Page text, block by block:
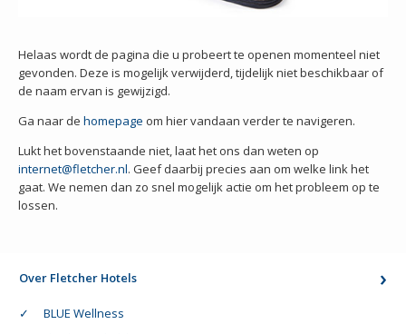
Helaas wordt de pagina die u probeert te openen momenteel niet
gevonden. Deze is mogelijk verwijderd, tijdelijk niet beschikbaar of
de naam ervan is gewijzigd.
Ga naar de homepage om hier vandaan verder te navigeren.
Lukt het bovenstaande niet, laat het ons dan weten op
internet@fletcher.nl. Geef daarbij precies aan om welke link het
gaat. We nemen dan zo snel mogelijk actie om het probleem op te
lossen.
Over Fletcher Hotels
BLUE Wellness